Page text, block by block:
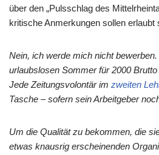
über den „Pulsschlag des
kritische Anmerkungen sollen erlaubt
Nein, ich werde mich nicht
urlaubslosen Sommer für 2000
Jede Zeitungsvolontär im zweiten
Tasche – sofern sein Arbeitgeber
Um die Qualität zu bekommen, die
etwas knausrig erscheinenden